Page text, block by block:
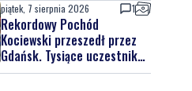
piątek, 7 sierpnia 2026 1
Rekordowy Pochód
Kociewski przeszedł przez
Gdańsk. Tysiące uczestników
na jubileuszowej edycji